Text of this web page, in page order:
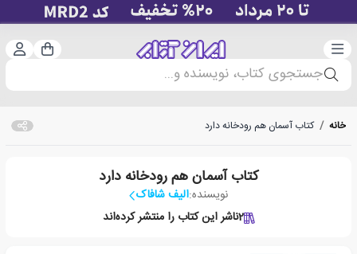
دسته‌بندی سبد
جستجوی کتاب، نویسنده و...
خانه / کتاب آسمان هم رودخانه دارد
کتاب آسمان هم رودخانه دارد
نویسنده:الیف شافاک
2ناشر این کتاب را منتشر کرده‌اند